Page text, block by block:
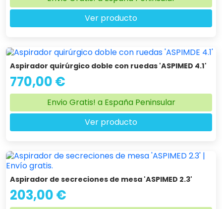
Ver producto
Aspirador quirúrgico doble con ruedas 'ASPIMED 4.1'
770,00 €
Envio Gratis! a España Peninsular
Ver producto
Aspirador de secreciones de mesa 'ASPIMED 2.3'
203,00 €